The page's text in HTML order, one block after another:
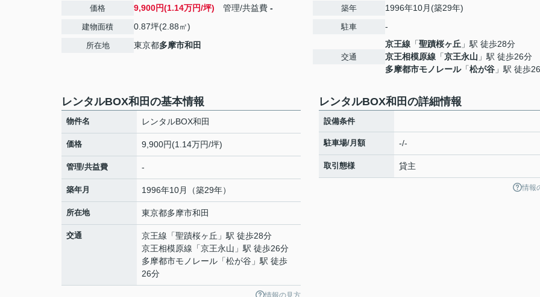
価格 9,900円(1.14万円/坪) 管理/共益費 -
建物面積 0.87坪(2.88㎡)
所在地 東京都多摩市和田
築年 1996年10月(築29年)
駐車 -
交通
京王線 「聖蹟桜ヶ丘 」駅 徒歩28分
京王相模原線 「京王永山 」駅 徒歩26分
多摩都市モノレール「松が谷 」駅 徒歩
レンタルBOX和田の基本情報
物件名 レンタルBOX和田
価格 9,900円(1.14万円/坪)
管理/共益費 -
築年月 1996年10月（築29年）
所在地 東京都多摩市和田
交通 京王線 「聖蹟桜ヶ丘 」駅 徒歩28分
京王相模原線 「京王永山 」駅 徒歩26分
多摩都市モノレール 「松が谷 」駅 徒歩
26分
情報の見方
レンタルBOX和田の詳細情報
設備条件
駐車場/月額 -/-
取引態様 貸主
情報